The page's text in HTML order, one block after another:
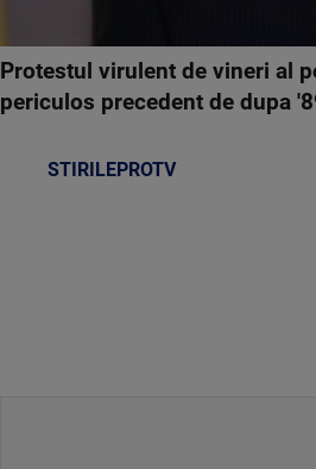
Protestul virulent de vineri al
periculos precedent de dupa
STIRILEPROTV